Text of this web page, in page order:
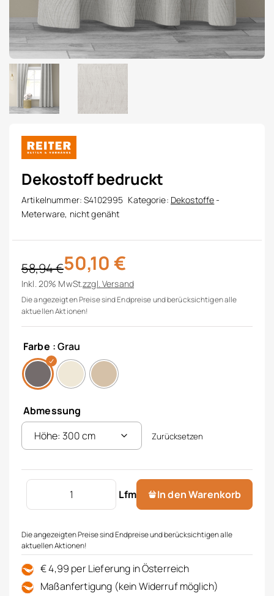
Dekostoff bedruckt
Artikelnummer:S4102995 Kategorie: Dekostoffe-
Meterware, nicht genäht
58,94€
Ursprünglicher Preis war: 58,94 €
50,10 €
Aktueller Preis ist: 50,10 €.
Inkl. 20% MwSt.zzgl.Versand
Die angezeigten Preise sind Endpreise und berücksichtigen alle
aktuellen Aktionen!
Farbe : Grau
Abmessung
Zurücksetzen
Lfm
Dekostoff bedruckt Menge
In den Warenkorb
Die angezeigten Preise sind Endpreise und berücksichtigen alle
aktuellen Aktionen!
€ 4,99 per Lieferung in Österreich
Maßanfertigung (kein Widerruf möglich)